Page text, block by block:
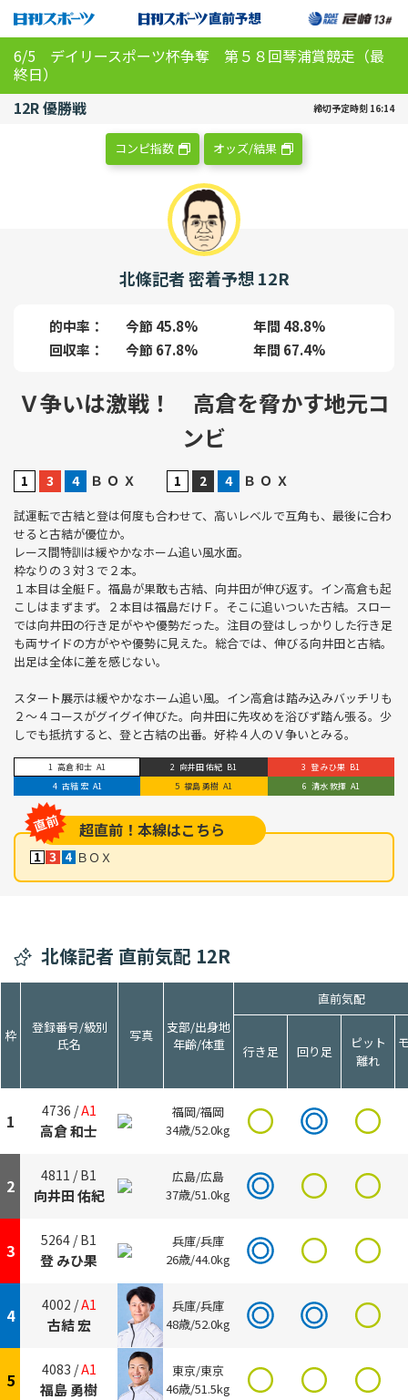
6/5 デイリースポーツ杯争奪 第５８回琴浦賞競走（最
終日）
12R 優勝戦
締切予定時刻 16:14
コンピ指数 オッズ/結果
北條記者 密着予想 12R
的中率 今節 45.8%
年間 48.8%
回収率
今節 67.8% 年間 67.4%
Ｖ争いは激戦！ 高倉を脅かす地元コ
ンビ
Ｂ Ｏ Ｘ Ｂ Ｏ Ｘ
試運転で古結と登は何度も合わせて、高いレベルで互角も、最後に合わ
せると古結が優位か。
レース間特訓は緩やかなホーム追い風水面。
枠なりの３対３で２本。
１本目は全艇Ｆ。福島が果敢も古結、向井田が伸び返す。イン高倉も起
こしはまずまず。２本目は福島だけＦ。そこに追いついた古結。スロー
では向井田の行き足がやや優勢だった。注目の登はしっかりした行き足
も両サイドの方がやや優勢に見えた。総合では、伸びる向井田と古結。
出足は全体に差を感じない。
スタート展示は緩やかなホーム追い風。イン高倉は踏み込みバッチリも
２～４コースがグイグイ伸びた。向井田に先攻めを浴びず踏ん張る。少
しでも抵抗すると、登と古結の出番。好枠４人のＶ争いとみる。
高倉 和士 A1 向井田 佑紀 B1 登 みひ果 B1
古結 宏 A1 福島 勇樹 A1 清水 敦揮 A1
超直前！本線はこちら
ＢＯＸ
北條記者 直前気配 12R
枠
登録番号/級別
氏名
1 4736 /A1
高倉 和士
2 4811 /B1
向井田 佑紀
3 5264 /B1
登 みひ果
4 4002 /A1
古結 宏
5 4083 /A1
福島 勇樹
写真
支部/出身地
年齢/体重
直前気配
行き足 回り足
ピット
離れ
福岡/福岡
34歳/52.0kg
広島/広島
37歳/51.0kg
兵庫/兵庫
26歳/44.0kg
兵庫/兵庫
48歳/52.0kg
東京/東京
46歳/51.5kg